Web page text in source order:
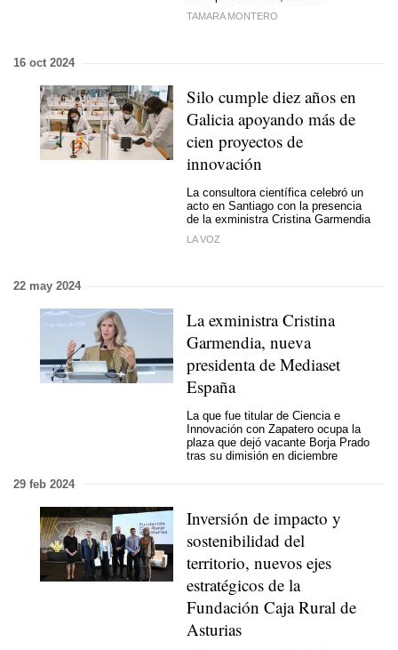
TAMARA MONTERO
16 oct 2024
Silo cumple diez años en
Galicia apoyando más de
cien proyectos de
innovación
La consultora científica celebró un
acto en Santiago con la presencia
de la exministra Cristina Garmendia
LA VOZ
22 may 2024
La exministra Cristina
Garmendia, nueva
presidenta de Mediaset
España
La que fue titular de Ciencia e
Innovación con Zapatero ocupa la
plaza que dejó vacante Borja Prado
tras su dimisión en diciembre
29 feb 2024
Inversión de impacto y
sostenibilidad del
territorio, nuevos ejes
estratégicos de la
Fundación Caja Rural de
Asturias